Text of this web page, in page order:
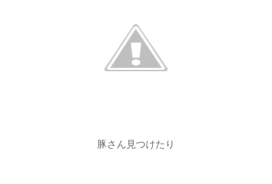
豚さん見つけたり